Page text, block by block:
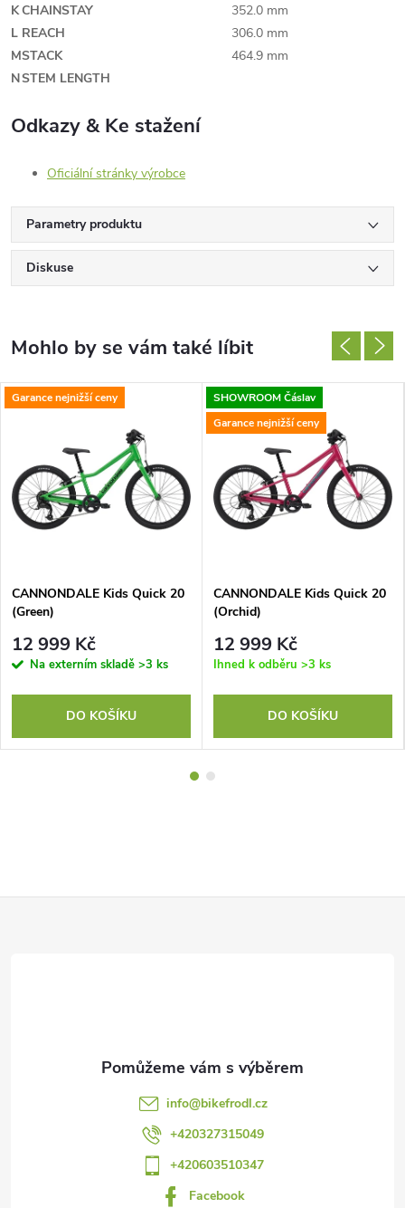
KCHAINSTAY
352.0 mm
L REACH
306.0 mm
MSTACK
464.9 mm
NSTEM LENGTH
Odkazy & Ke stažení
Oficiální stránky výrobce
Parametry produktu
Diskuse
Garance nejnižší ceny
CANNONDALE Kids Quick 20
(Green)
12 999 Kč
Na externím skladě >3 ks
DO KOŠÍKU
SHOWROOM Čáslav
Garance nejnižší ceny
CANNONDALE Kids Quick 20
(Orchid)
12 999 Kč
Ihned k odběru >3 ks
DO KOŠÍKU
info@bikefrodl.cz
+420327315049
+420603510347
Facebook